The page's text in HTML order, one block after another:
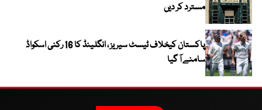
مسترد کر دیں
پاکستان کیخلاف ٹیسٹ سیریز ، انگلینڈ کا 16 رکنی اسکواڈ
سامنے آ گیا